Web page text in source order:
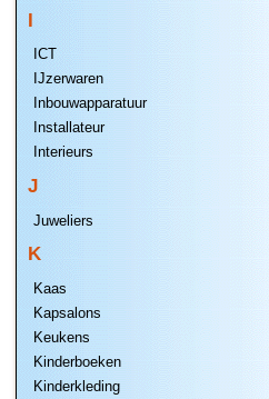
I
ICT
IJzerwaren
Inbouwapparatuur
Installateur
Interieurs
J
Juweliers
K
Kaas
Kapsalons
Keukens
Kinderboeken
Kinderkleding